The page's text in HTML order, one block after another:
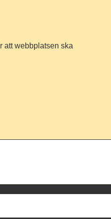
att webbplatsen ska